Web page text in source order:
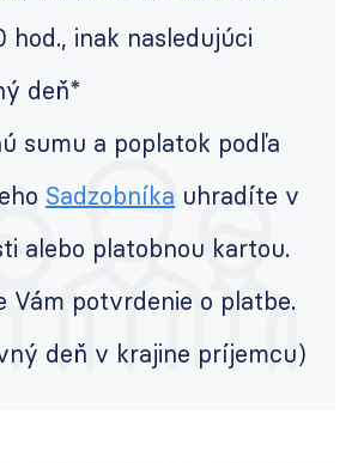
hod., inak nasledujúci
deň*
sumu a poplatok podľa
Sadzobníka uhradíte v
alebo platobnou kartou.
Vám potvrdenie o platbe.
deň v krajine príjemcu)